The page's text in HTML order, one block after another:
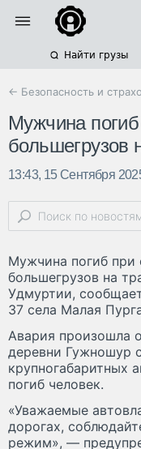
Найти грузы
← Безопасность и
Мужчина
большегрузов
13:43, 15 Сентября
Мужчина погиб при
большегрузов на
Удмуртии,
37 села Малая
Авария произошла
деревни Гужношур
крупногабаритных
погиб человек.
«Уважаемые
дорогах,
режим», —